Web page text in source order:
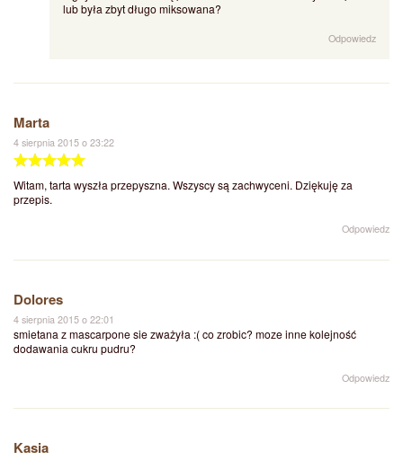
lub była zbyt długo miksowana?
Odpowiedz
Marta
4 sierpnia 2015 o 23:22
Witam, tarta wyszła przepyszna. Wszyscy są zachwyceni. Dziękuję za
przepis.
Odpowiedz
Dolores
4 sierpnia 2015 o 22:01
smietana z mascarpone sie zważyła :( co zrobic? moze inne kolejność
dodawania cukru pudru?
Odpowiedz
Kasia